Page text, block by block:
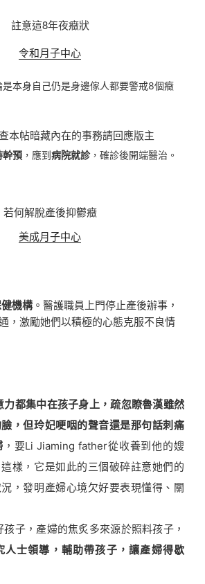
註意這8年夜癥狀
令和月子中心
本身自己仍是身邊傢人都要警戒8個癥
本帖暗藏內在的事務請回應版主
幹預 ，應到 病院就診，確診後開端醫治。
若何解脫產後抑鬱癥
美成月子中心
機構。醫護職員上門停止產後辦事，
，激勵她們以積極的心態克服不良情
力都集中在孩子身上，疏忽瞭魯漢雖然
，但玲妃哽咽的聲音還是那句話刺痛
，要Li Jiaming father從收養到他的嫂
樣，它是如此的三個破碎註意她們的
，發明產婦心境欠好要表現懂得、關
子，產婦的焦炙多來源於照料孩子，
人士領導，輔助帶孩子，讓產婦得歇